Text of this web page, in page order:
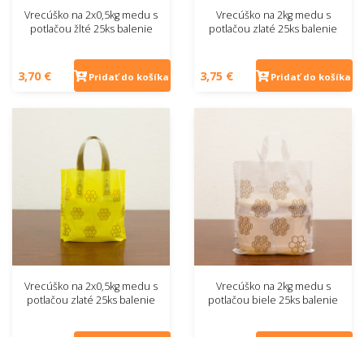
Vrecúško na 2x0,5kg medu s
potlačou žlté 25ks balenie
3,70 € Pridať do košíka
Vrecúško na 2kg medu s
potlačou zlaté 25ks balenie
3,75 € Pridať do košíka
Vrecúško na 2x0,5kg medu s
potlačou zlaté 25ks balenie
Vrecúško na 2kg medu s
potlačou biele 25ks balenie